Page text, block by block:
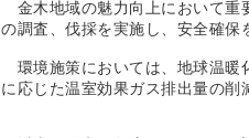
金木地域の魅力向上において重
の調査、伐採を実施し、安全確保
環境施策においては、地球温暖
に応じた温室効果ガス排出量の削